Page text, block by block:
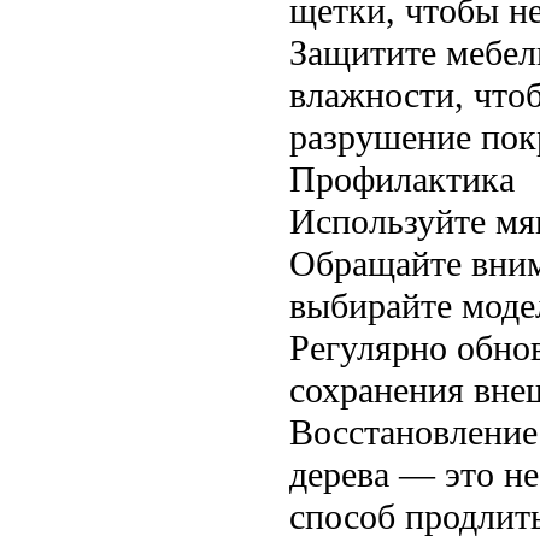
щетки, чтобы
Защитите
влажности,
разрушение
Профилактика
Используйте
Обращайте
выбирайте
Регулярно
сохранения
дерева — это
способ